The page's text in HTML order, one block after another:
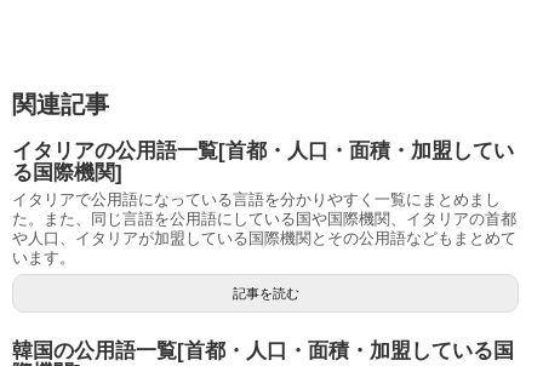
関連記事
イタリアの公用語一覧[首都・人口・面積・加盟してい
る国際機関]
イタリアで公用語になっている言語を分かりやすく一覧にまとめまし
た。また、同じ言語を公用語にしている国や国際機関、イタリアの首都
や人口、イタリアが加盟している国際機関とその公用語などもまとめて
います。
記事を読む
韓国の公用語一覧[首都・人口・面積・加盟している国